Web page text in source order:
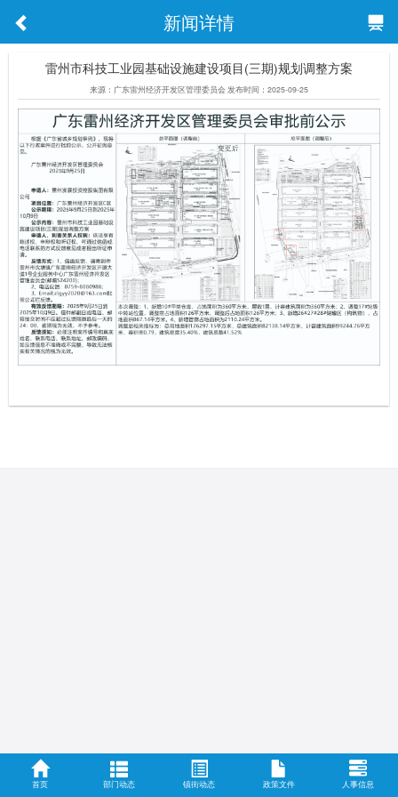
新闻详情
雷州市科技工业园基础设施建设项目(三期)规划调整方案
来源：广东雷州经济开发区管理委员会 发布时间：2025-09-25
首页 部门动态 镇街动态 政策文件 人事信息